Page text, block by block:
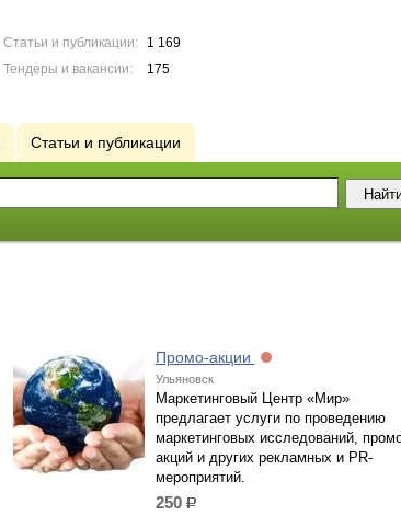
Статьи и публикации:
1 169
Тендеры и вакансии:
175
Статьи и публикации
Промо-акции
Ульяновск
Маркетинговый Центр «Мир»
предлагает услуги по проведению
маркетинговых исследований,
акций и других рекламных и PR-
мероприятий.
250 р.